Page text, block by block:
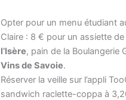
Opter pour un menu étudiant
Claire : 8 € pour un assiette de
l’Isère, pain de la Boulangerie
Vins de Savoie.
Réserver la veille sur l’appli
sandwich raclette-coppa à